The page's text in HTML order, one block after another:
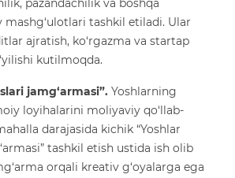
pazandachilik va boshqa
mashg‘ulotlari tashkil etiladi. Ular
ajratish, ko‘rgazma va startap
kutilmoqda.
jamg‘armasi”. Yoshlarning
loyihalarini moliyaviy qo‘llab-
darajasida kichik “Yoshlar
tashkil etish ustida ish olib
orqali kreativ g‘oyalarga ega